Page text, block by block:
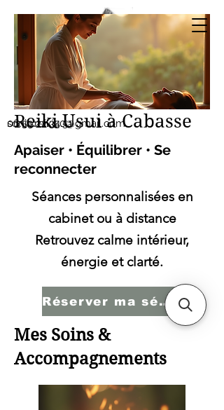
sonia.reiki50@gmail.com
06.59.22.34.51
Sonia SERBINI
Thérapeute soins
énergétiques Reiki Usui
Reiki Usui à Cabasse
Apaiser • Équilibrer • Se
reconnecter
Séances personnalisées en
cabinet ou à distance
Retrouvez calme intérieur,
énergie et clarté.
Réserver ma séance
Mes Soins &
Accompagnements